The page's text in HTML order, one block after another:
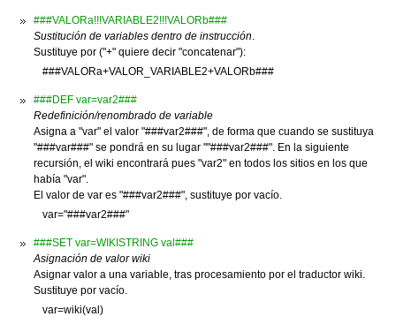
###VALORa!!!VARIABLE2!!!VALORb###
Sustitución de variables dentro de instrucción
Sustituye por ("+" quiere decir "concatenar"):
###VALORa+VALOR_VARIABLE2+VALORb###
###DEF var=var2###
Redefinición/renombrado de variable
Asigna a "var" el valor "###var2###", de forma que cuando se sustituya
"###var###" se pondrá en su lugar ""###var2###". En la siguiente
recursión, el wiki encontrará pues "var2" en todos los sitios en los que
había "var".
El valor de var es "###var2###", sustituye por vacío.
var="###var2###"
###SET var=WIKISTRING val###
Asignación de valor wiki
Asignar valor a una variable, tras procesamiento por el traductor wiki.
Sustituye por vacío.
var=wiki(val)